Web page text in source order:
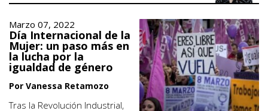
Marzo 07, 2022
Día Internacional de la
Mujer: un paso más en
la lucha por la
igualdad de género
Por Vanessa Retamozo
Tras la Revolución Industrial,